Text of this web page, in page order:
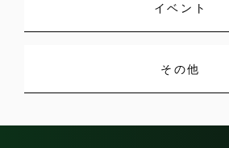
イベント
その他